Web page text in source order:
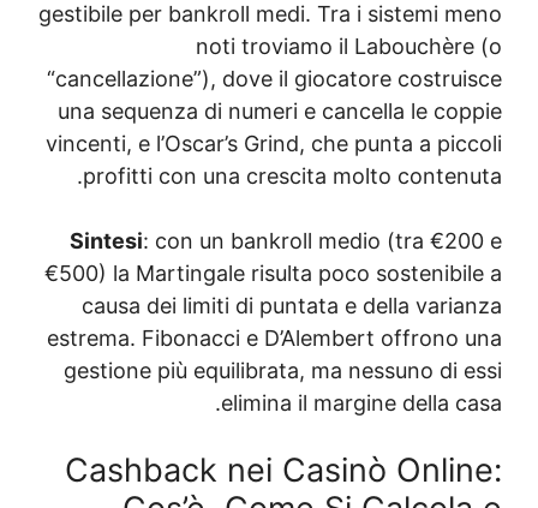
gestibile per bankroll
noti
“cancellazione”),
una sequenza di
vincenti, e l’Oscar’s
profitti con una
Sintesi: con un
€500) la Martingale
causa dei limiti di
estrema. Fibonacci e
gestione più
Cashback